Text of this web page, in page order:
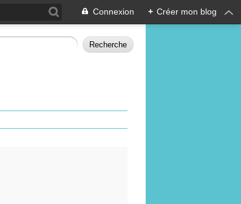
Connexion + Créer mon blog